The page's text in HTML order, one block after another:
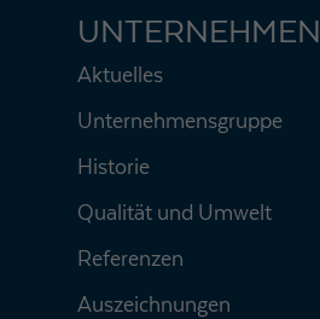
UNTERNEHMEN
Aktuelles
Unternehmensgruppe
Historie
Qualität und Umwelt
Referenzen
Auszeichnungen